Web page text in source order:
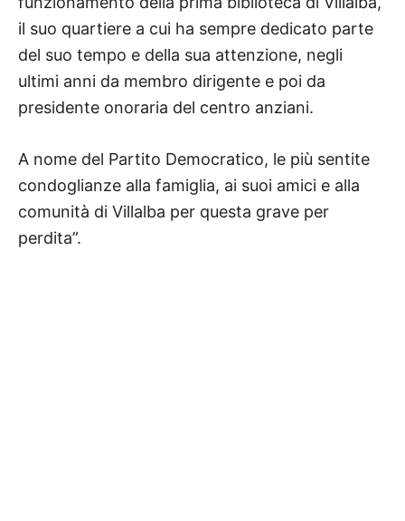
il suo quartiere a cui ha sempre dedicato parte
del suo tempo e della sua attenzione, negli
ultimi anni da membro dirigente e poi da
presidente onoraria del centro anziani.
A nome del Partito Democratico, le più sentite
condoglianze alla famiglia, ai suoi amici e alla
comunità di Villalba per questa grave per
perdita”.